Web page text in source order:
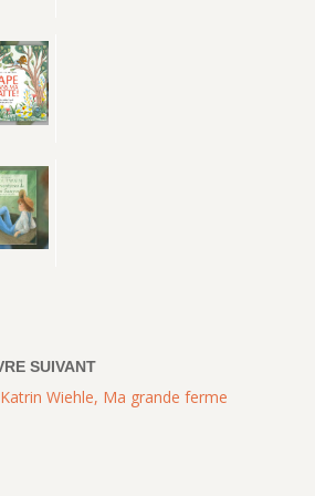
Katrin Wiehle, Ma grande ferme